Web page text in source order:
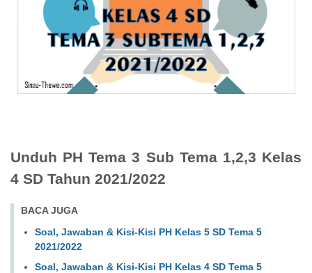
Unduh PH Tema 3 Sub Tema 1,2,3 Kelas
4 SD Tahun 2021/2022
BACA JUGA
Soal, Jawaban & Kisi-Kisi PH Kelas 5 SD Tema 5
2021/2022
Soal, Jawaban & Kisi-Kisi PH Kelas 4 SD Tema 5